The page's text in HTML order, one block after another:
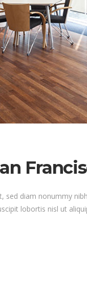
sed diam nonummy
lobortis nisl ut